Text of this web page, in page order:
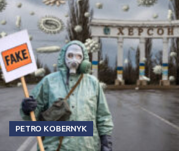
PETRO KOBERNYK